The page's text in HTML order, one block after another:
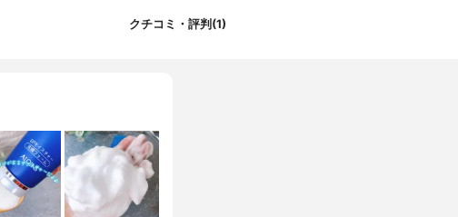
アレス－２０)コポリマー、ステアリン酸ＰＥＧ－１５０、ステアリン酸、ラウ
リン酸、ワセリン、酸化チタン、ＥＤＴＡ－４Ｎａ、メチルパラベン、プロピ
クチコミ・評判(1)